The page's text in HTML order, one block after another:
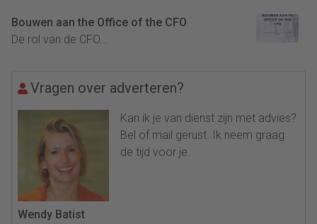
Bouwen aan the Office of the CFO
De rol van de CFO...
Vragen over adverteren?
Kan ik je van dienst zijn met advies?
Bel of mail gerust. Ik neem graag
de tijd voor je.
Wendy Batist